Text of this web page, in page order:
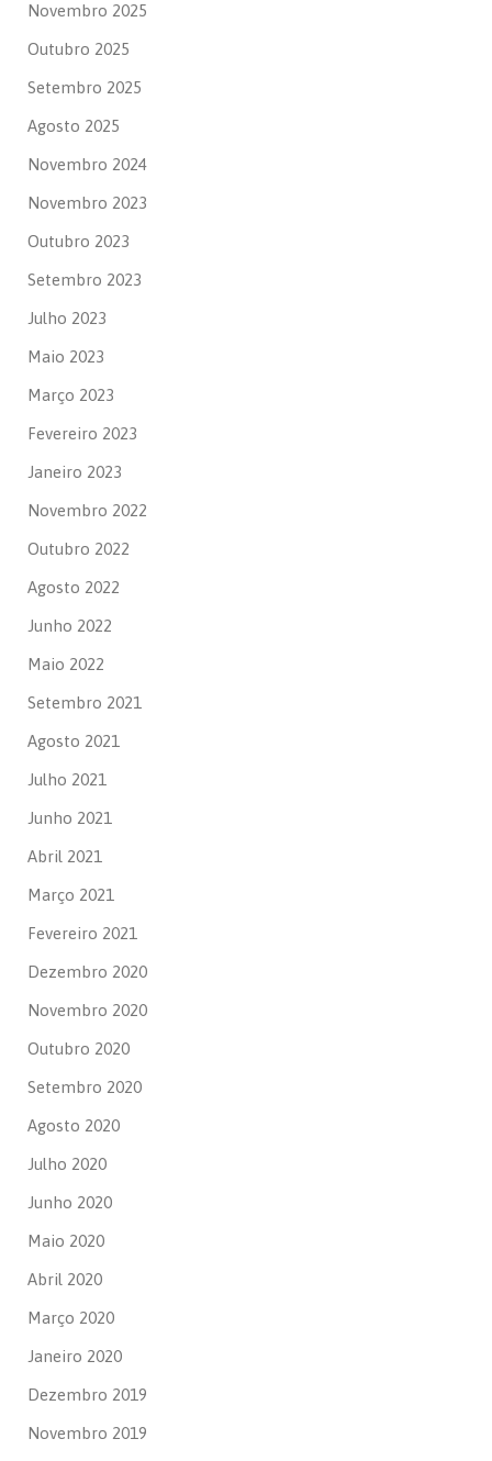
Novembro 2025
Outubro 2025
Setembro 2025
Agosto 2025
Novembro 2024
Novembro 2023
Outubro 2023
Setembro 2023
Julho 2023
Maio 2023
Março 2023
Fevereiro 2023
Janeiro 2023
Novembro 2022
Outubro 2022
Agosto 2022
Junho 2022
Maio 2022
Setembro 2021
Agosto 2021
Julho 2021
Junho 2021
Abril 2021
Março 2021
Fevereiro 2021
Dezembro 2020
Novembro 2020
Outubro 2020
Setembro 2020
Agosto 2020
Julho 2020
Junho 2020
Maio 2020
Abril 2020
Março 2020
Janeiro 2020
Dezembro 2019
Novembro 2019